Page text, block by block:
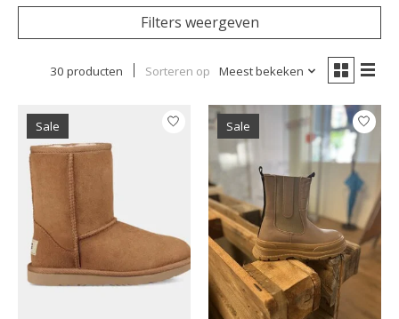
Filters weergeven
30 producten Sorteren op Meest bekeken
Sale Sale